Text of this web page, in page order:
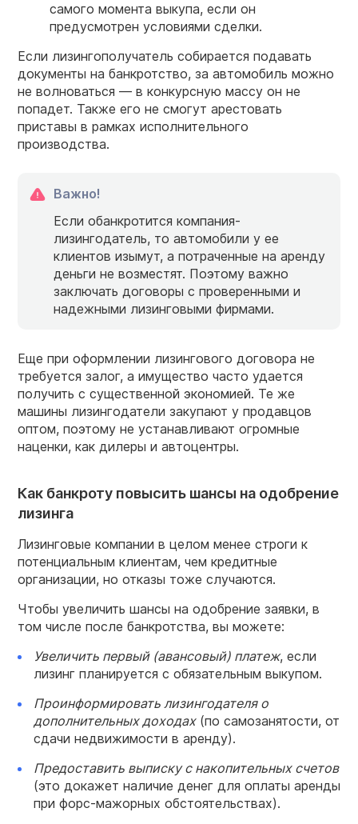
самого момента выкупа, если он
предусмотрен условиями сделки.
Если лизингополучатель собирается подавать
документы на банкротство, за автомобиль можно
не волноваться — в конкурсную массу он не
попадет. Также его не смогут арестовать
приставы в рамках исполнительного
производства.
Важно!
Если обанкротится компания-
лизингодатель, то автомобили у ее
клиентов изымут, а потраченные на аренду
деньги не возместят. Поэтому важно
заключать договоры с проверенными и
надежными лизинговыми фирмами.
Еще при оформлении лизингового договора не
требуется залог, а имущество часто удается
получить с существенной экономией. Те же
машины лизингодатели закупают у продавцов
оптом, поэтому не устанавливают огромные
наценки, как дилеры и автоцентры.
Как банкроту повысить шансы на одобрение
лизинга
Лизинговые компании в целом менее строги к
потенциальным клиентам, чем кредитные
организации, но отказы тоже случаются.
Чтобы увеличить шансы на одобрение заявки, в
том числе после банкротства, вы можете:
Увеличить первый (авансовый) платеж, если
лизинг планируется с обязательным выкупом.
Проинформировать лизингодателя о
дополнительных доходах(по самозанятости, от
сдачи недвижимости в аренду).
Предоставить выписку с накопительных счетов
(это докажет наличие денег для оплаты аренды
при форс-мажорных обстоятельствах).